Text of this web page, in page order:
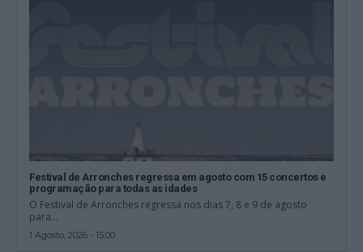
Festival de Arronches regressa em agosto com 15 concertos e
programação para todas as idades
O Festival de Arronches regressa nos dias 7, 8 e 9 de agosto
para...
1 Agosto, 2026 - 15:00